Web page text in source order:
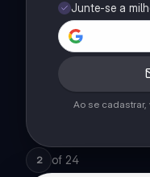
Junte-se a
Ao se cadastrar,
2 of 24